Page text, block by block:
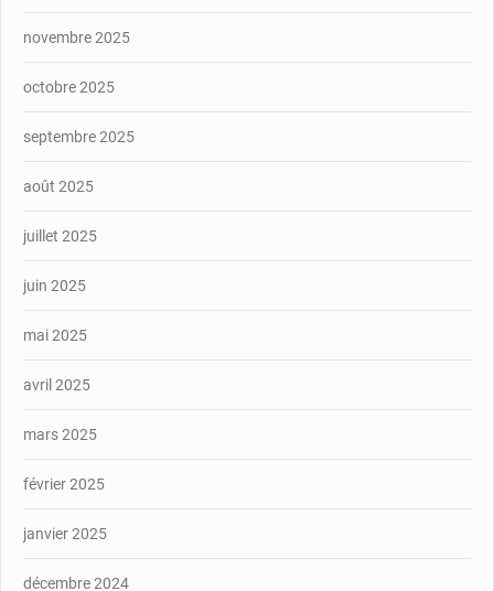
novembre 2025
octobre 2025
septembre 2025
août 2025
juillet 2025
juin 2025
mai 2025
avril 2025
mars 2025
février 2025
janvier 2025
décembre 2024